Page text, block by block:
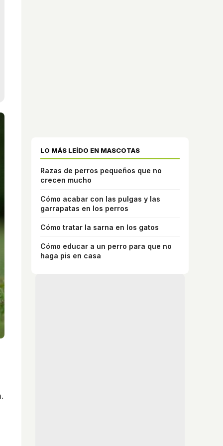
LO MÁS LEÍDO EN MASCOTAS
Razas de perros pequeños que no
crecen mucho
Cómo acabar con las pulgas y las
garrapatas en los perros
Cómo tratar la sarna en los gatos
Cómo educar a un perro para que no
haga pis en casa